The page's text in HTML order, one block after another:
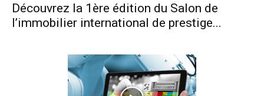
Découvrez la 1ère édition du Salon de
l’immobilier international de prestige...